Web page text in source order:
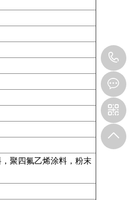
聚四氟乙烯涂料，粉末